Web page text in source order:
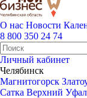
О нас Новости
8 800 350 24 74
Личный кабинет
Челябинск
Магнитогорск
Сатка Верхний